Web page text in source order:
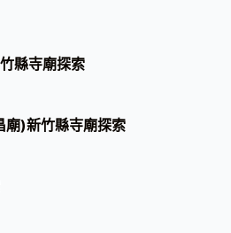
縣寺廟探索
廟)新竹縣寺廟探索